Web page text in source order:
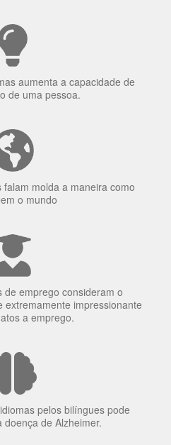
aumenta a capacidade de
de uma pessoa.
molda a maneira como
o mundo
de emprego consideram o
extremamente impressionante
a emprego.
pelos bilíngues pode
de Alzheimer.